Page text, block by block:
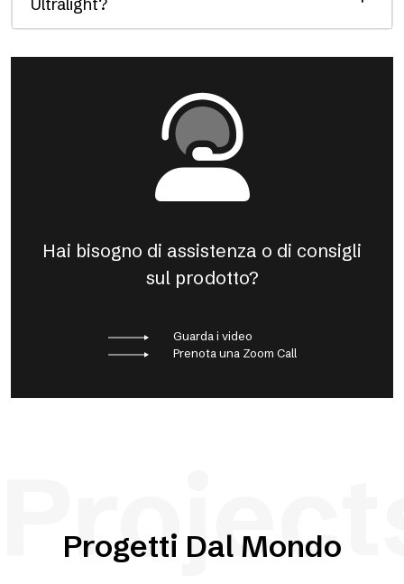
Hai bisogno di assistenza o di consigli
sul prodotto?
Guarda i video
Prenota una Zoom Call
Progetti Dal Mondo